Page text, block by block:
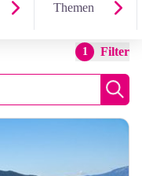
Themen
1 Filter